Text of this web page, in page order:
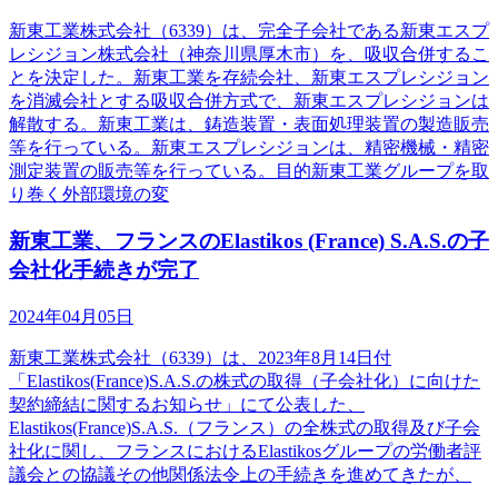
新東工業株式会社（6339）は、完全子会社である新東エスプ
レシジョン株式会社（神奈川県厚木市）を、吸収合併するこ
とを決定した。新東工業を存続会社、新東エスプレシジョン
を消滅会社とする吸収合併方式で、新東エスプレシジョンは
解散する。新東工業は、鋳造装置・表面処理装置の製造販売
等を行っている。新東エスプレシジョンは、精密機械・精密
測定装置の販売等を行っている。目的新東工業グループを取
り巻く外部環境の変
新東工業、フランスのElastikos (France) S.A.S.の子
会社化手続きが完了
2024年04月05日
新東工業株式会社（6339）は、2023年8月14日付
「Elastikos(France)S.A.S.の株式の取得（子会社化）に向けた
契約締結に関するお知らせ」にて公表した、
Elastikos(France)S.A.S.（フランス）の全株式の取得及び子会
社化に関し、フランスにおけるElastikosグループの労働者評
議会との協議その他関係法令上の手続きを進めてきたが、